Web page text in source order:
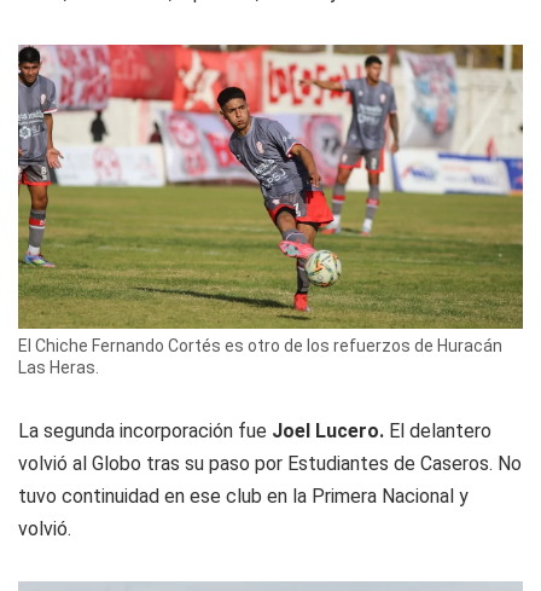
El Chiche Fernando Cortés es otro de los refuerzos de Huracán
Las Heras.
La segunda incorporación fue Joel Lucero. El delantero
volvió al Globo tras su paso por Estudiantes de Caseros. No
tuvo continuidad en ese club en la Primera Nacional y
volvió.